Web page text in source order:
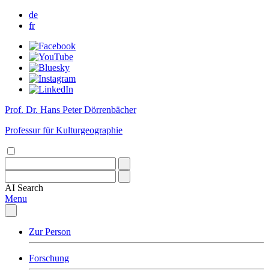
de
fr
Prof. Dr. Hans Peter Dörrenbächer
Professur für Kulturgeographie
AI Search
Menu
Zur Person
Forschung